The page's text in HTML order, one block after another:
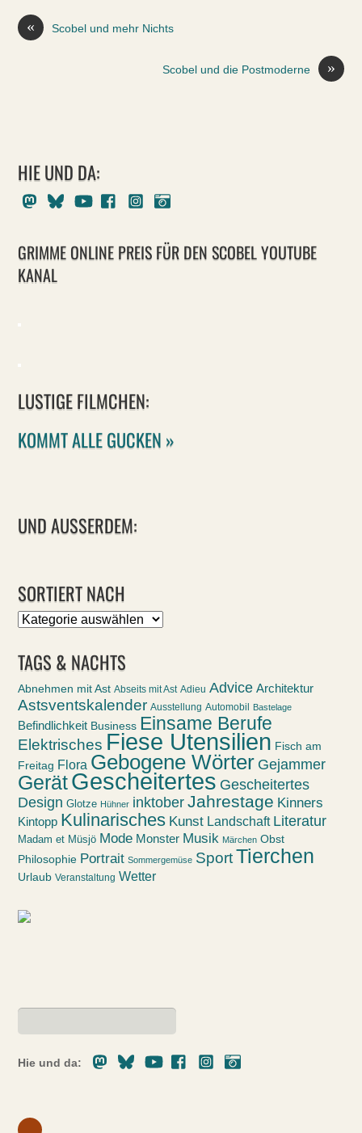
« Scobel und mehr Nichts
»
Scobel und die Postmoderne
HIE UND DA:
MastodonBlueskyYoutubeFacebookInstagram
GRIMME ONLINE PREIS FÜR DEN SCOBEL YOUTUBE
KANAL
LUSTIGE FILMCHEN:
KOMMT ALLE GUCKEN »
UND AUSSERDEM:
SORTIERT NACH
Sortiert
TAGS & NACHTS
Abnehmen mit Ast Abseits mit Ast Adieu Advice Architektur
Astsventskalender Ausstellung Automobil Bastelage
Befindlichkeit Business Einsame Berufe
Elektrisches Fiese Utensilien Fisch am
Freitag Flora Gebogene Wörter Gejammer
GerätGescheitertes Gescheitertes
Design Glotze Hühner inktober Jahrestage Kinners
Kintopp Kulinarisches Kunst Landschaft Literatur
Madam et Müsjö Mode Monster Musik Märchen Obst
Philosophie Portrait Sommergemüse Sport Tierchen
Urlaub Veranstaltung Wetter
Hie und da:
MastodonBlueskyYoutubeFacebookInstagram